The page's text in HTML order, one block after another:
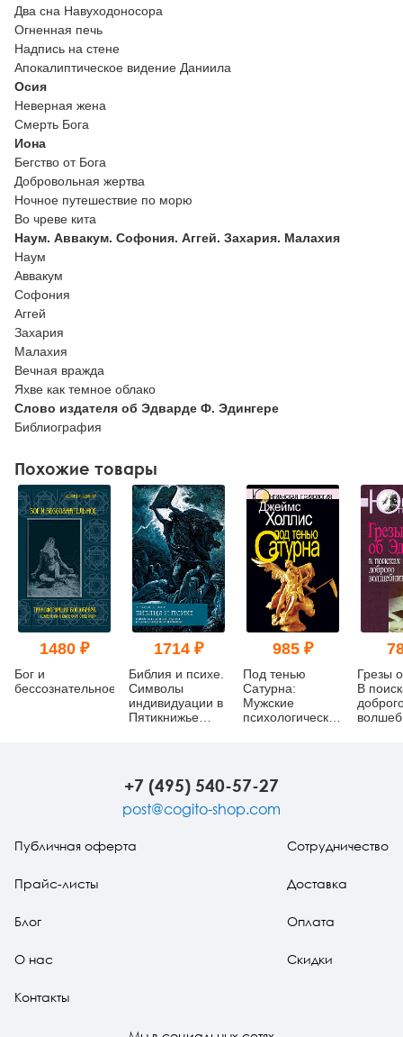
Два сна Навуходоносора
Огненная печь
Надпись на стене
Апокалиптическое видение Даниила
Осия
Неверная жена
Смерть Бога
Иона
Бегство от Бога
Добровольная жертва
Ночное путешествие по морю
Во чреве кита
Наум. Аввакум. Софония. Аггей. Захария. Малахия
Наум
Аввакум
Софония
Аггей
Захария
Малахия
Вечная вражда
Яхве как темное облако
Слово издателя об Эдварде Ф. Эдингере
Библиография
Похожие товары
1480 ₽
Бог и
бессознательное
1714 ₽
Библия и психе.
Символы
индивидуации в
Пятикнижье
985 ₽
Под тенью
Сатурна:
Мужские
психологические
Грезы
В
+7 (495) 540-57-27
post@cogito-shop.com
Публичная оферта
Прайс-листы
Блог
О нас
Контакты
Сотрудничество
Доставка
Оплата
Скидки